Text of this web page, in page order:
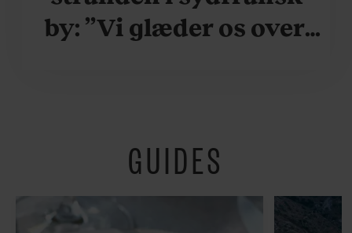
by: ”Vi glæder os over,
fredeligt”
GUIDES